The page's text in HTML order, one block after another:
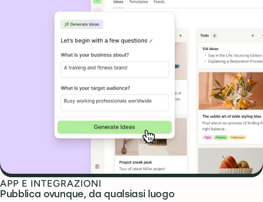
APP E INTEGRAZIONI
Pubblica ovunque, da qualsiasi luogo